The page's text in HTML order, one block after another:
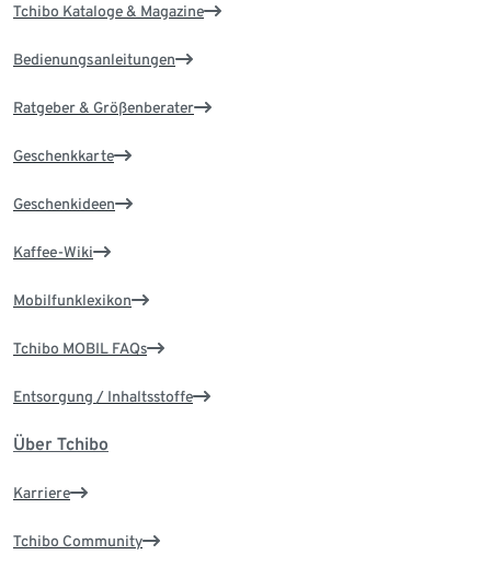
Tchibo Kataloge & Magazine
Bedienungsanleitungen
Ratgeber & Größenberater
Geschenkkarte
Geschenkideen
Kaffee-Wiki
Mobilfunklexikon
Tchibo MOBIL FAQs
Entsorgung / Inhaltsstoffe
Über Tchibo
Karriere
Tchibo Community